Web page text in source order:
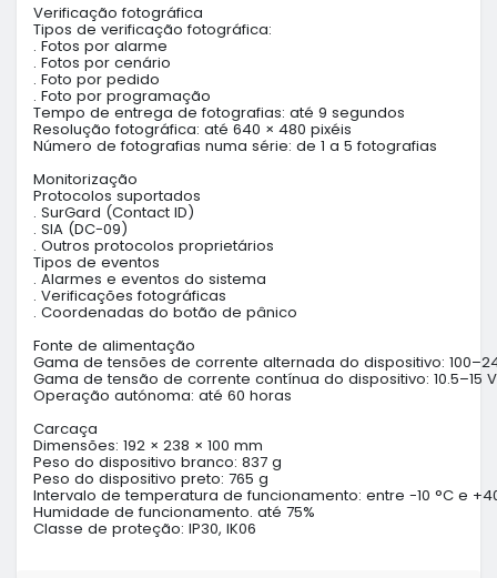
Verificação fotográfica
Tipos de verificação fotográfica:
. Fotos por alarme
. Fotos por cenário
. Foto por pedido
. Foto por programação
Tempo de entrega de fotografias: até 9 segundos
Resolução fotográfica: até 640 × 480 pixéis
Número de fotografias numa série: de 1 a 5 fotografias
Monitorização
Protocolos suportados
. SurGard (Contact ID)
. SIA (DC-09)
. Outros protocolos proprietários
Tipos de eventos
. Alarmes e eventos do sistema
. Verificações fotográficas
. Coordenadas do botão de pânico
Fonte de alimentação
Gama de tensões de corrente alternada do dispositivo:
Gama de tensão de corrente contínua do dispositivo: 10.5–15
Operação autónoma: até 60 horas
Carcaça
Dimensões: 192 × 238 × 100 mm
Peso do dispositivo branco: 837 g
Peso do dispositivo preto: 765 g
Intervalo de temperatura de funcionamento: entre -10 °C e
Humidade de funcionamento. até 75%
Classe de proteção: IP30, IK06